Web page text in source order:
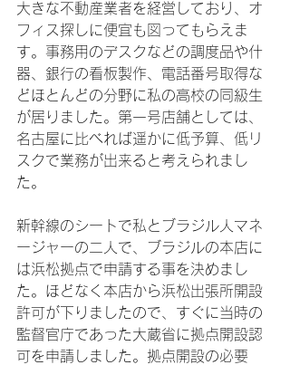
大きな不動産業者を経営しており、オ
フィス探しに便宜も図ってもらえま
す。事務用のデスクなどの調度品や什
器、銀行の看板製作、電話番号取得な
どほとんどの分野に私の高校の同級生
が居りました。第一号店舗としては、
名古屋に比べれば遥かに低予算、低リ
スクで業務が出来ると考えられまし
た。
新幹線のシートで私とブラジル人マネ
ージャーの二人で、ブラジルの本店に
は浜松拠点で申請する事を決めまし
た。ほどなく本店から浜松出張所開設
許可が下りましたので、すぐに当時の
監督官庁であった大蔵省に拠点開設認
可を申請しました。拠点開設の必要